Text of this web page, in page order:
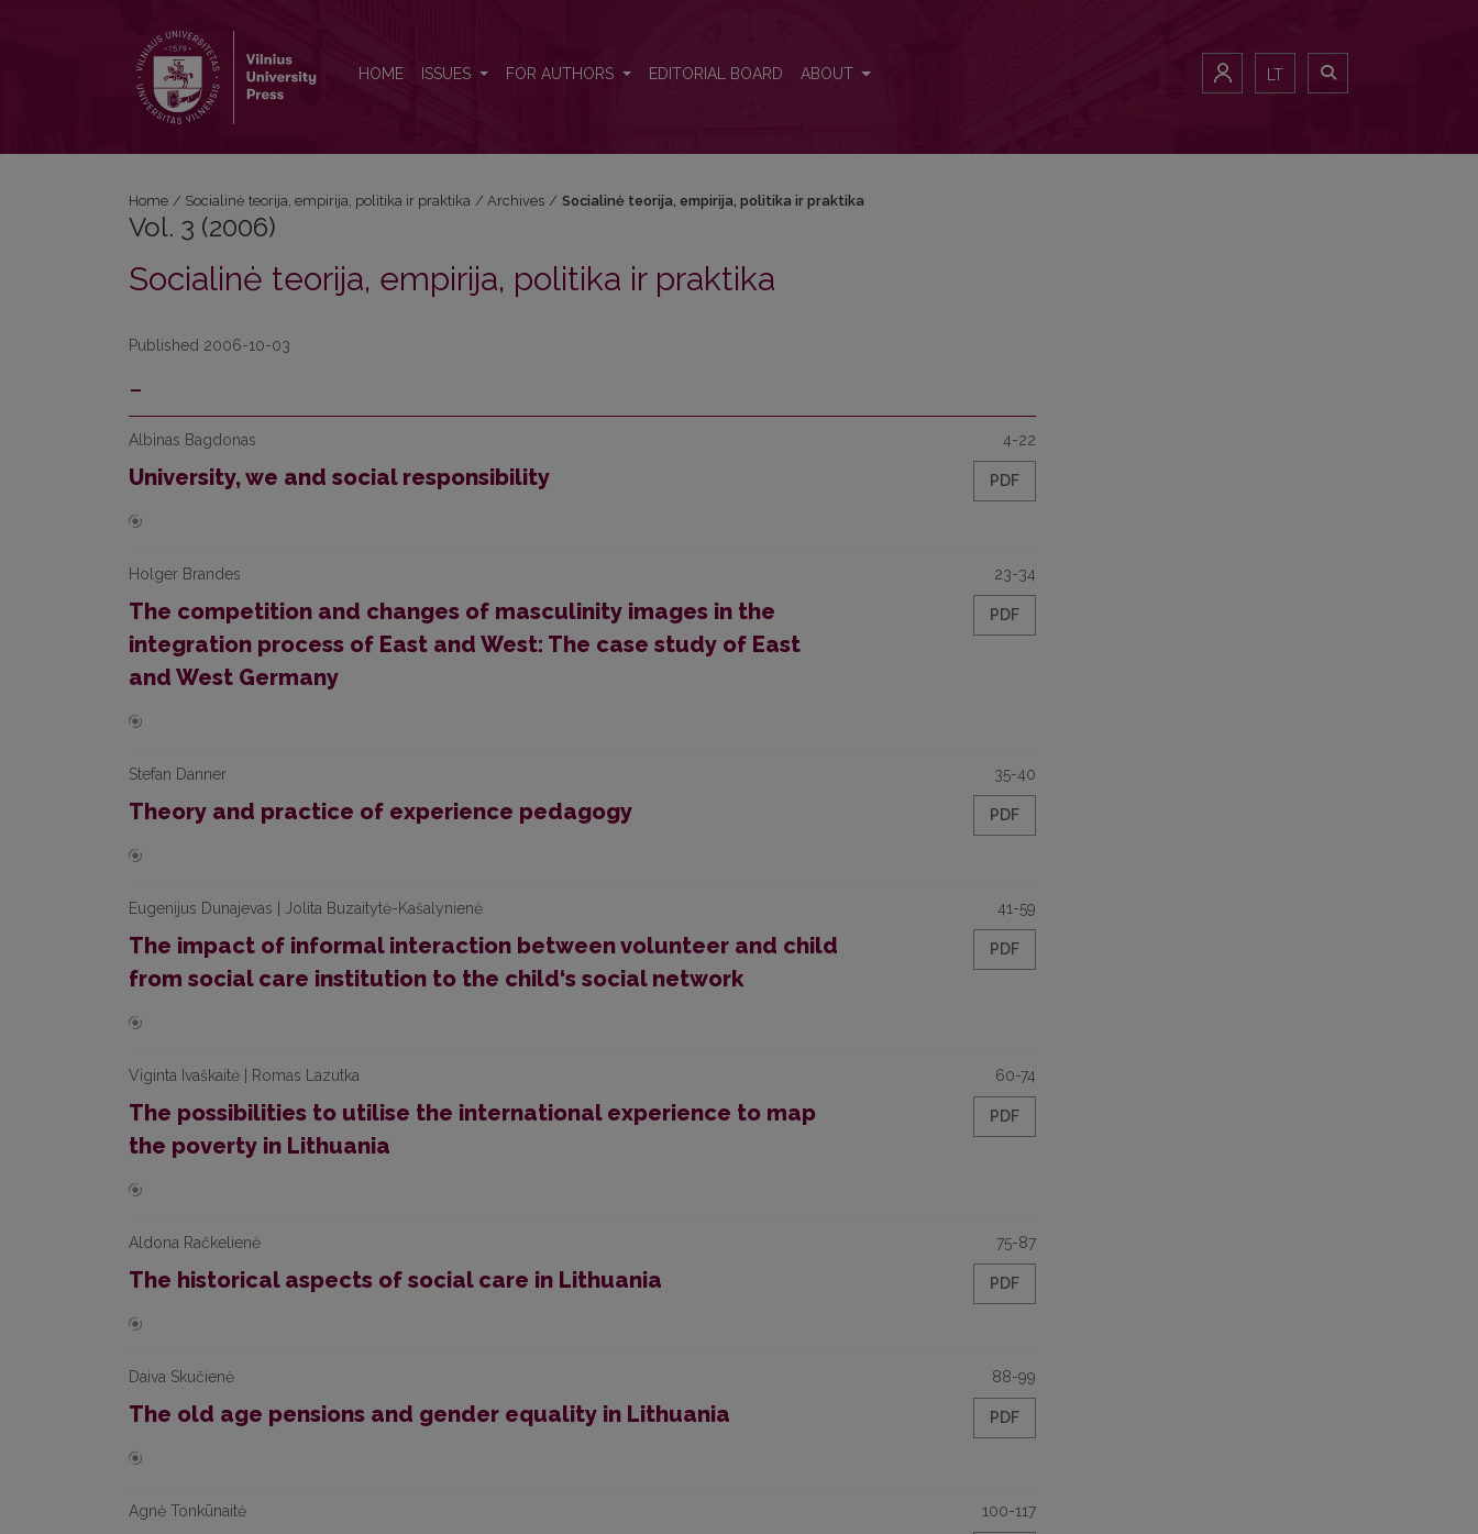
HOME ISSUES FOR AUTHORS EDITORIAL BOARD ABOUT LT
Home / Socialinė teorija, empirija, politika ir praktika / Archives / Socialinė teorija, empirija, politika ir praktika
Vol. 3 (2006)
Socialinė teorija, empirija, politika ir praktika
Published 2006-10-03
-
Albinas Bagdonas
University, we and social responsibility
4-22
PDF
Holger Brandes
The competition and changes of masculinity images in the
integration process of East and West: The case study of East
and West Germany
23-34
PDF
Stefan Danner
Theory and practice of experience pedagogy
35-40
PDF
Eugenijus Dunajevas | Jolita Buzaitytė-Kašalynienė
The impact of informal interaction between volunteer and child
from social care institution to the child‘s social network
41-59
PDF
Viginta Ivaškaitė | Romas Lazutka
The possibilities to utilise the international experience to map
the poverty in Lithuania
60-74
PDF
Aldona Račkelienė
The historical aspects of social care in Lithuania
75-87
PDF
Daiva Skučienė
The old age pensions and gender equality in Lithuania
88-99
PDF
Agnė Tonkūnaitė 100-117